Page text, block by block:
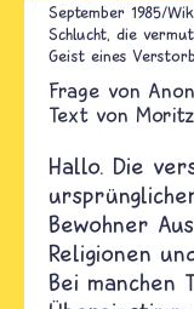
September 1985/
Schlucht, die
Geist eines
Text von Moritz
Hallo. Die
Bewohner
Religionen
Bei manchen